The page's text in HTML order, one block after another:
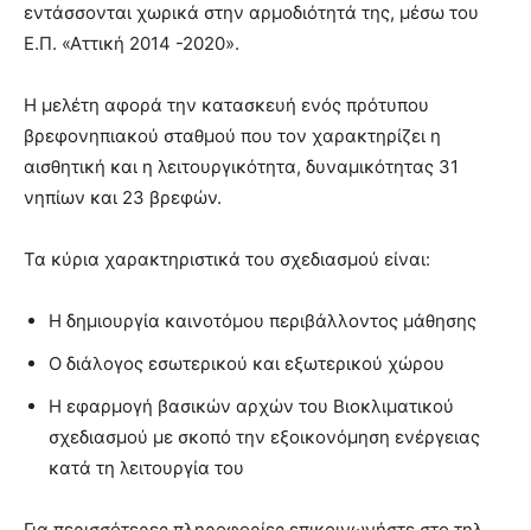
εντάσσονται χωρικά στην αρμοδιότητά της, μέσω του
Ε.Π. «Αττική 2014 -2020».
Η μελέτη αφορά την κατασκευή ενός πρότυπου
βρεφονηπιακού σταθμού που τον χαρακτηρίζει η
αισθητική και η λειτουργικότητα, δυναμικότητας 31
νηπίων και 23 βρεφών.
Τα κύρια χαρακτηριστικά του σχεδιασμού είναι:
Η δημιουργία καινοτόμου περιβάλλοντος μάθησης
Ο διάλογος εσωτερικού και εξωτερικού χώρου
Η εφαρμογή βασικών αρχών του Βιοκλιματικού
σχεδιασμού με σκοπό την εξοικονόμηση ενέργειας
κατά τη λειτουργία του